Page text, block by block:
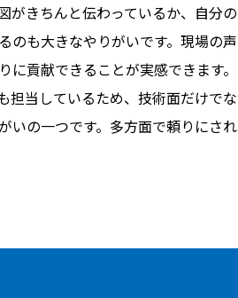
がきちんと伝わっているか、自分の
のも大きなやりがいです。現場の声
貢献できることが実感できます。
担当しているため、技術面だけでな
いの一つです。多方面で頼りにされ